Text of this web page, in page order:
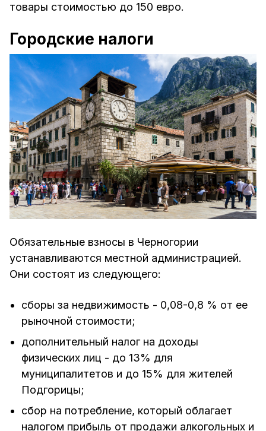
товары стоимостью до 150 евро.
Городские налоги
Обязательные взносы в Черногории
устанавливаются местной администрацией.
Они состоят из следующего:
сборы за недвижимость - 0,08-0,8 % от ее
рыночной стоимости;
дополнительный налог на доходы
физических лиц - до 13% для
муниципалитетов и до 15% для жителей
Подгорицы;
сбор на потребление, который облагает
налогом прибыль от продажи алкогольных и